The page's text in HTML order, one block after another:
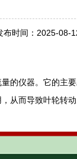
布时间：2025-08-
的仪器。它的主
从而导致叶轮转